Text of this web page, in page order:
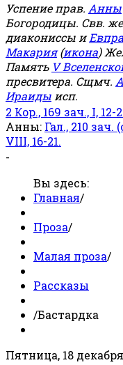
Успение прав. Анны
Богородицы. Свв.
диакониссы и
Макария(икона)
Память V
пресвитера. Сщмч.
Ираиды исп.
2 Кор., 169 зач., I, 12-
Анны: Гал., 210 зач.
VIII, 16-21.
-
Вы здесь:
Главная/
Проза/
Малая проза/
Рассказы
/Бастардка
Пятница, 18